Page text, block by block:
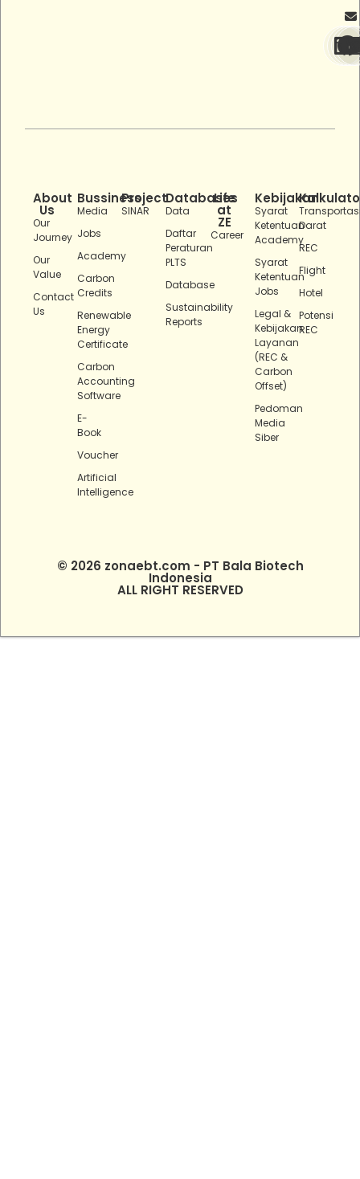
About
Us
Our
Journey
Our
Value
Contact
Us
Bussiness
Media
Jobs
Academy
Carbon
Credits
Renewable
Energy
Certificate
Carbon
Accounting
Software
E-
Book
Voucher
Artificial
Intelligence
Project
SINAR
Databases
Data
Daftar
Peraturan
PLTS
Database
Sustainability
Reports
Life
at
ZE
Career
Kebijakan
Syarat
Ketentuan
Academy
Syarat
Ketentuan
Jobs
Legal &
Kebijakan
Layanan
(REC &
Carbon
Offset)
Pedoman
Media
Siber
Darat
REC
Flight
Hotel
Potensi
REC
© 2026 zonaebt.com - PT Bala Biotech
Indonesia
ALL RIGHT RESERVED